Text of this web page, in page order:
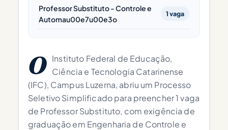
Professor Substituto - Controle e
Automau00e7u00e3o
1 vaga
O Instituto Federal de Educação,
Ciência e Tecnologia Catarinense
(IFC), Campus Luzerna, abriu um Processo
Seletivo Simplificado para preencher 1 vaga
de Professor Substituto, com exigência de
graduação em Engenharia de Controle e